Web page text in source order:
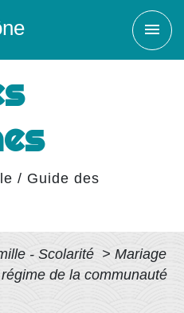
menu
/ Guide des
- Scolarité > Mariage
de la communauté